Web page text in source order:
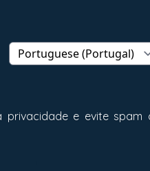
privacidade e evite spam